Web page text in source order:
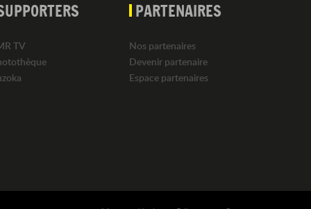
TV
PARTENAIRES
Nos partenaires
Devenir partenaire
Espace partenaires